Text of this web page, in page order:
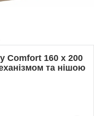
Comfort 160 х 200
та нішою